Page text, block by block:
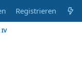
Registrieren
IV